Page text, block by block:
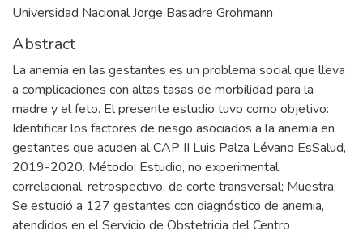
Universidad Nacional Jorge Basadre Grohmann
Abstract
La anemia en las gestantes es un problema social que lleva
a complicaciones con altas tasas de morbilidad para la
madre y el feto. El presente estudio tuvo como objetivo:
Identificar los factores de riesgo asociados a la anemia en
gestantes que acuden al CAP II Luis Palza Lévano EsSalud,
2019-2020. Método: Estudio, no experimental,
correlacional, retrospectivo, de corte transversal; Muestra:
Se estudió a 127 gestantes con diagnóstico de anemia,
atendidos en el Servicio de Obstetricia del Centro